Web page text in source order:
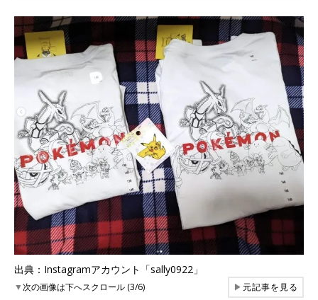
出典：Instagramアカウント「sally0922」
▼次の画像は下へスクロール (3/6) ▶元記事を見る